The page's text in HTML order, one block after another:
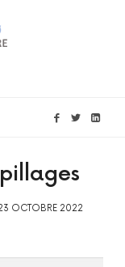
OCTOBRE 2022